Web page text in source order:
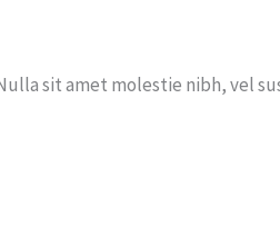
sit amet molestie nibh, vel